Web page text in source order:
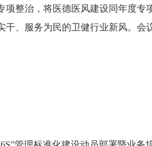
整治，将医德医风建设同年度
、服务为民的卫健行业新风。